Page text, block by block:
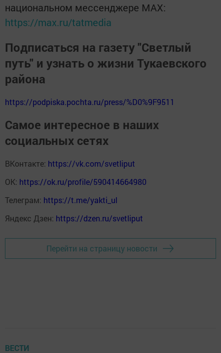
национальном мессенджере MАХ:
https://max.ru/tatmedia
Подписаться на газету "Светлый
путь" и узнать о жизни Тукаевского
района
https://podpiska.pochta.ru/press/%D0%9F9511
Самое интересное в наших
социальных сетях
ВКонтакте: https://vk.com/svetliput
ОК: https://ok.ru/profile/590414664980
Телеграм: https://t.me/yakti_ul
Яндекс Дзен: https://dzen.ru/svetliput
Перейти на страницу новости
ВЕСТИ